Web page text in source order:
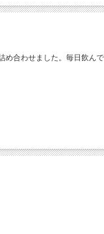
合わせました。毎日飲